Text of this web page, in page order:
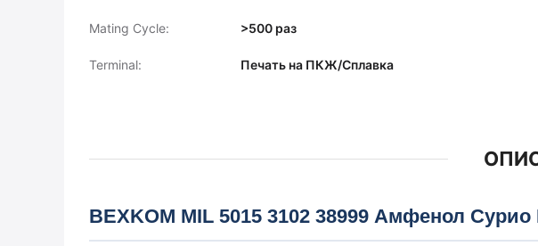
Mating Cycle: >500 раз
Terminal: Печать на ПКЖ/Сплавка
BEXKOM MIL 5015 3102 38999 Амфенол